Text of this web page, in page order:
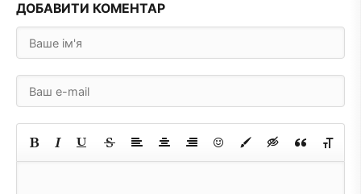
ДОБАВИТИ КОМЕНТАР